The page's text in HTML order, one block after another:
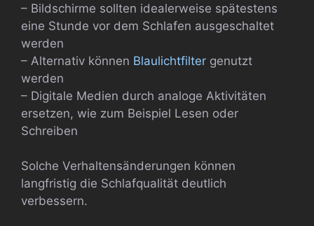
– Bildschirme sollten idealerweise spätestens
eine Stunde vor dem Schlafen ausgeschaltet
werden
– Alternativ können Blaulichtfilter genutzt
werden
– Digitale Medien durch analoge Aktivitäten
ersetzen, wie zum Beispiel Lesen oder
Schreiben
Solche Verhaltensänderungen können
langfristig die Schlafqualität deutlich
verbessern.